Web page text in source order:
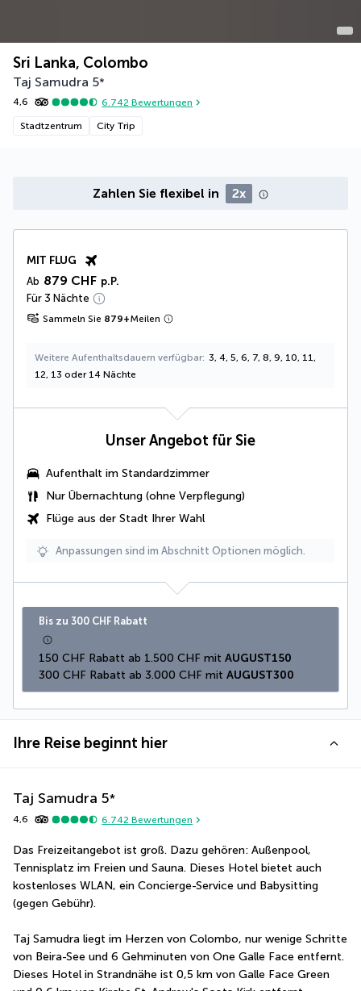
Sri Lanka, Colombo
Taj Samudra 5*
4,6 6.742 Bewertungen
Stadtzentrum City Trip
Zahlen Sie flexibel in 2x
MIT FLUG
Ab 879 CHF p.P.
Für 3 Nächte
Sammeln Sie 879+Meilen
Weitere Aufenthaltsdauern verfügbar 3, 4, 5, 6, 7, 8, 9, 10, 11,
12, 13 oder 14 Nächte
Unser Angebot für Sie
Aufenthalt im Standardzimmer
Nur Übernachtung (ohne Verpflegung)
Flüge aus der Stadt Ihrer Wahl
Anpassungen sind im Abschnitt Optionen möglich.
Bis zu 300 CHF Rabatt
150 CHF Rabatt ab 1.500 CHF mit AUGUST150
300 CHF Rabatt ab 3.000 CHF mit AUGUST300
Ihre Reise beginnt hier
Taj Samudra 5*
4,6 6.742 Bewertungen
Das Freizeitangebot ist groß. Dazu gehören: Außenpool,
Tennisplatz im Freien und Sauna. Dieses Hotel bietet auch
kostenloses WLAN, ein Concierge-Service und Babysitting
(gegen Gebühr).
Taj Samudra liegt im Herzen von Colombo, nur wenige Schritte
von Beira-See und 6 Gehminuten von One Galle Face entfernt.
Dieses Hotel in Strandnähe ist 0,5 km von Galle Face Green